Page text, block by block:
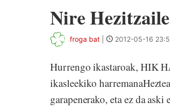
Nire
froga bat 2012-05-16
Hurrengo ikastaroak, HIK
ikasleekiko
garapenerako, eta ez da